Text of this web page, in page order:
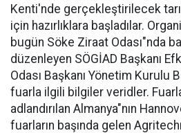
Kenti'nde gerçekleştirilecek
için hazırlıklara başladılar.
bugün Söke Ziraat Odası"nda
düzenleyen SÖGİAD Başkanı
Odası Başkanı Yönetim Kurulu
fuarla ilgili bilgiler veridler.
adlandırılan Almanya"nın
fuarların başında gelen